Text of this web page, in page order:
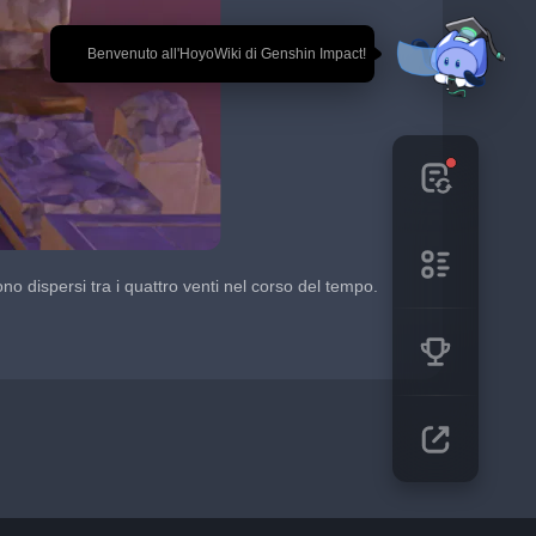
🎉 Benvenuto all'HoyoWiki di Genshin Impact!
dispersi tra i quattro venti nel corso del tempo.